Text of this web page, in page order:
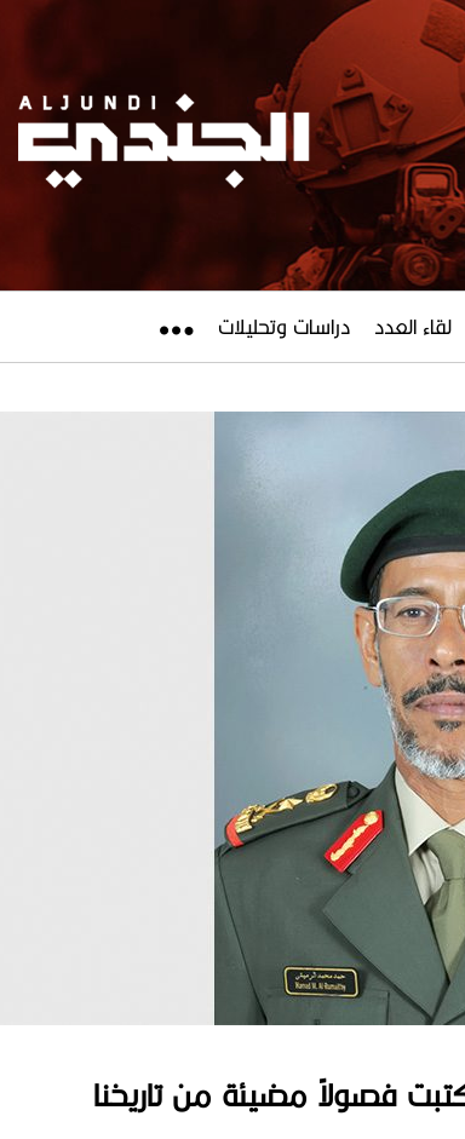
لقاء العدد دراسات وتحليلات
كتبت فصولاً مضيئة من تاريخنا